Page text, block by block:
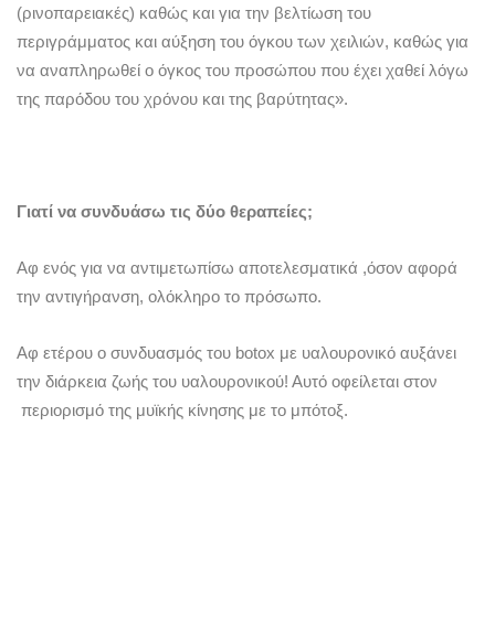
(ρινοπαρειακές) καθώς και για την βελτίωση του
περιγράμματος και αύξηση του όγκου των χειλιών, καθώς για
να αναπληρωθεί ο όγκος του προσώπου που έχει χαθεί λόγω
της παρόδου του χρόνου και της βαρύτητας».
Γιατί να συνδυάσω τις δύο θεραπείες;
Αφ ενός για να αντιμετωπίσω αποτελεσματικά ,όσον αφορά
την αντιγήρανση, ολόκληρο το πρόσωπο.
Αφ ετέρου ο συνδυασμός του botox με υαλουρονικό αυξάνει
την διάρκεια ζωής του υαλουρονικού! Αυτό οφείλεται στον
περιορισμό της μυϊκής κίνησης με το μπότοξ.